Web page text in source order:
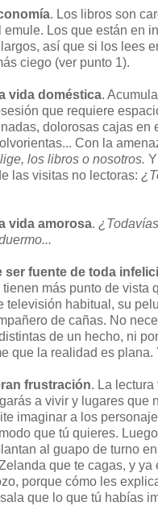
. Los libros son
Los que están en
así que si los lees
ciego (ver punto 1).
vida doméstica.
que requiere
dolorosas cajas en
Con la
los libros o nosotros.
las visitas no lectoras:
vida amorosa.
ser fuente de toda
más punto de vista
televisión habitual, su
de cañas. No
de un hecho, ni
que la realidad es plana.
frustración. La lectura
a vivir y lugares que
imaginar a los
que tú quieres.
al guapo de turno
que te cagas, y ya
porque cómo les
que lo que tú habías